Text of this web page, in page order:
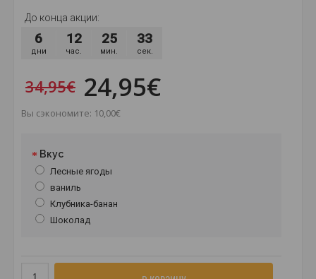
До конца акции:
6
дни
12
час.
25
мин.
32
сек.
34,95€ 24,95€
Вы сэкономите: 10,00€
Вкус
Лесные ягоды
ваниль
Клубника-банан
Шоколад